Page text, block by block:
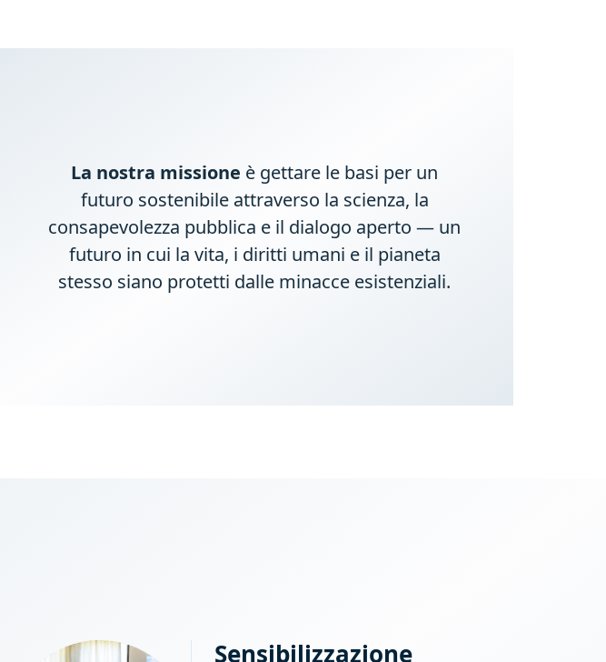
La nostra missione è gettare le basi per un
futuro sostenibile attraverso la scienza, la
consapevolezza pubblica e il dialogo aperto — un
futuro in cui la vita, i diritti umani e il pianeta
stesso siano protetti dalle minacce esistenziali.
Sensibilizzazione